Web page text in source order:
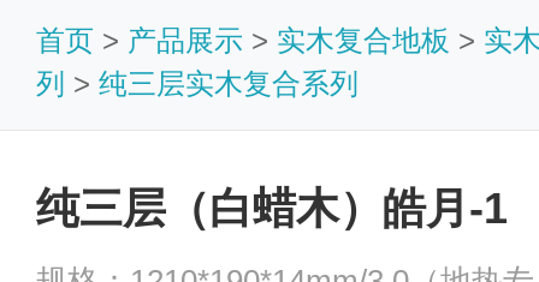
首页 > 产品展示 > 实木复合地板 > 实
列 > 纯三层实木复合系列
纯三层（白蜡木）皓月-1